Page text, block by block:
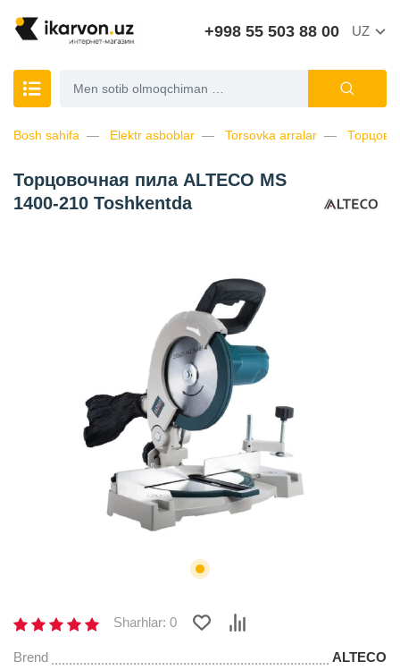
+998 55 503 88 00 UZ
Bosh sahifa Elektr asboblar Torsovka arralar
Торцовочная пила ALTECO MS
1400-210 Toshkentda
Sharhlar: 0
Brend ALTECO